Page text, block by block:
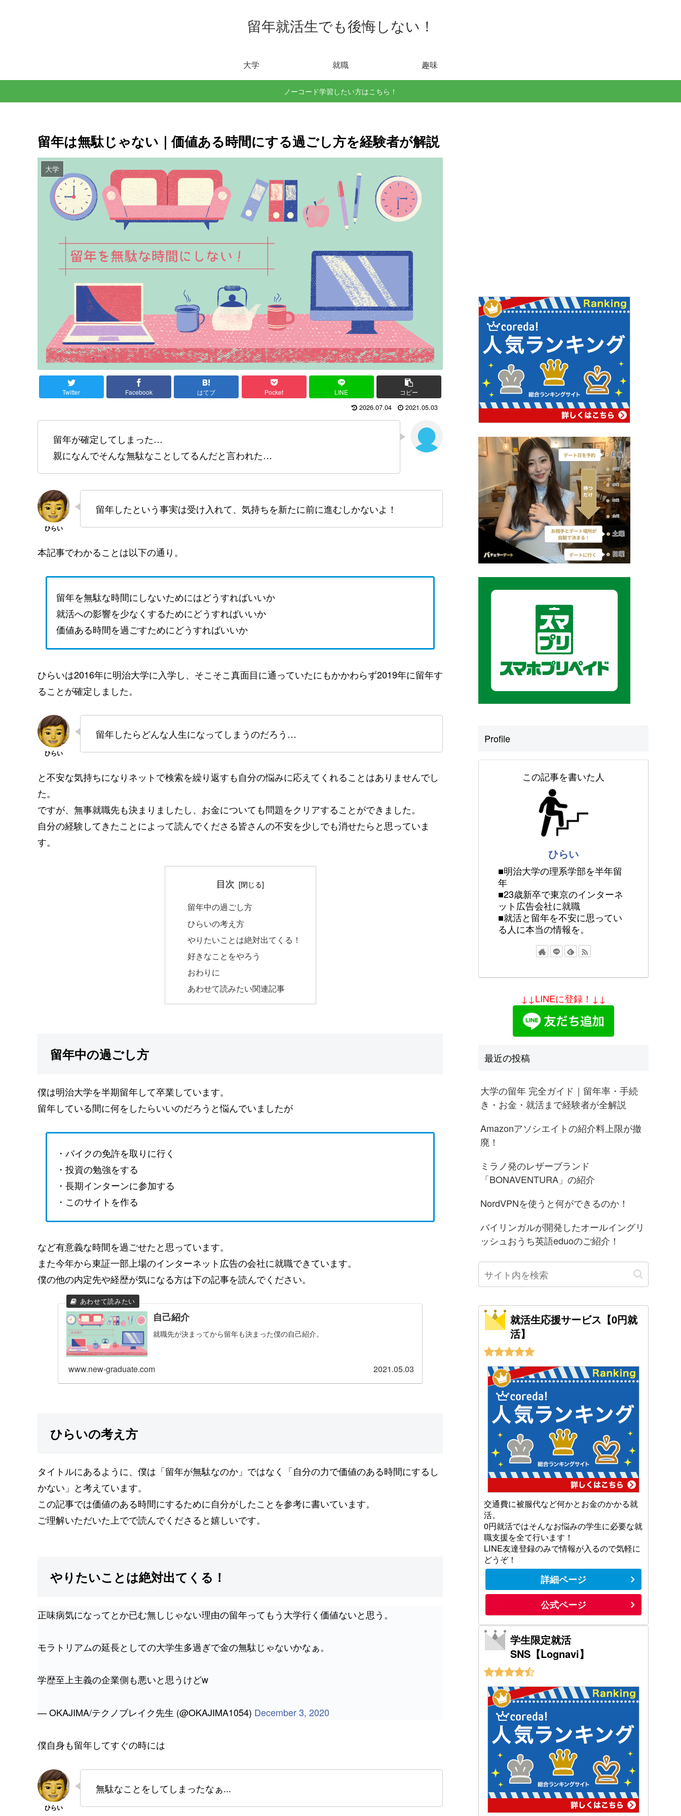
留年就活生でも後悔しない！
大学 就職 趣味
ノーコード学習したい方はこちら！
留年は無駄じゃない｜価値ある時間にする過ごし方を経験者が解説
大学
Twitter Facebook はてブ Pocket LINE コピー
2026.07.04 2021.05.03
留年が確定してしまった…
親になんでそんな無駄なことしてるんだと言われた…
留年したという事実は受け入れて、気持ちを新たに前に進むしかないよ！
本記事でわかることは以下の通り。
留年を無駄な時間にしないためにはどうすればいいか
就活への影響を少なくするためにどうすればいいか
価値ある時間を過ごすためにどうすればいいか
ひらいは2016年に明治大学に入学し、そこそこ真面目に通っていたにもかかわらず2019年に留年す
ることが確定しました。
留年したらどんな人生になってしまうのだろう…
と不安な気持ちになりネットで検索を繰り返すも自分の悩みに応えてくれることはありませんでし
た。
ですが、無事就職先も決まりましたし、お金についても問題をクリアすることができました。
自分の経験してきたことによって読んでくださる皆さんの不安を少しでも消せたらと思っていま
す。
目次
留年中の過ごし方
ひらいの考え方
やりたいことは絶対出てくる！
好きなことをやろう
おわりに
あわせて読みたい関連記事
留年中の過ごし方
僕は明治大学を半期留年して卒業しています。
留年している間に何をしたらいいのだろうと悩んでいましたが
・バイクの免許を取りに行く
・投資の勉強をする
・長期インターンに参加する
・このサイトを作る
など有意義な時間を過ごせたと思っています。
また今年から東証一部上場のインターネット広告の会社に就職できています。
僕の他の内定先や経歴が気になる方は下の記事を読んでください。
自己紹介
就職先が決まってから留年も決まった僕の自己紹介。
www.new-graduate.com 2021.05.03
ひらいの考え方
タイトルにあるように、僕は「留年が無駄なのか」ではなく「自分の力で価値のある時間にするし
かない」と考えています。
この記事では価値のある時間にするために自分がしたことを参考に書いています。
ご理解いただいた上でで読んでくださると嬉しいです。
やりたいことは絶対出てくる！
正味病気になってとか已む無しじゃない理由の留年ってもう大学行く価値ないと思う。
モラトリアムの延長としての大学生多過ぎで金の無駄じゃないかなぁ。
学歴至上主義の企業側も悪いと思うけどw
— OKAJIMA/テクノブレイク先生 (@OKAJIMA1054) December 3, 2020
僕自身も留年してすぐの時には
無駄なことをしてしまったなぁ...
Profile
この記事を書いた人
ひらい
■明治大学の理系学部を半年留
年
■23歳新卒で東京のインターネ
ット広告会社に就職
■就活と留年を不安に思ってい
る人に本当の情報を。
↓↓LINEに登録！↓↓
最近の投稿
大学の留年 完全ガイド｜留年率・手続
き・お金・就活まで経験者が全解説
Amazonアソシエイトの紹介料上限が撤
廃！
ミラノ発のレザーブランド
「BONAVENTURA」の紹介
NordVPNを使うと何ができるのか！
バイリンガルが開発したオールイングリ
ッシュおうち英語eduoのご紹介！
就活生応援サービス【0円就
活】
交通費に被服代など何かとお金のかかる就
活。
0円就活ではそんなお悩みの学生に必要な就
職支援を全て行います！
LINE友達登録のみで情報が入るので気軽に
どうぞ！
詳細ページ
公式ページ
学生限定就活
SNS【Lognavi】